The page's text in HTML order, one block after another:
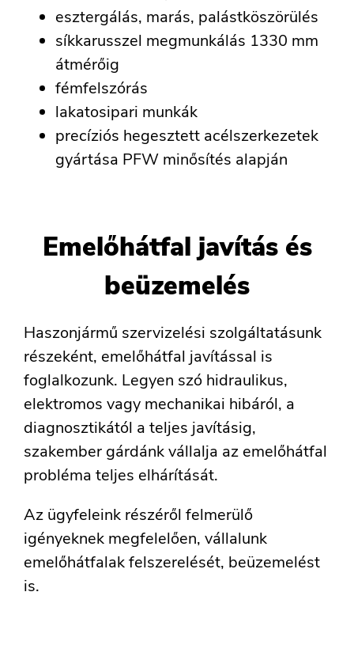
esztergálás, marás, palástköszörülés
síkkarusszel megmunkálás 1330 mm
átmérőig
fémfelszórás
lakatosipari munkák
precíziós hegesztett acélszerkezetek
gyártása PFW minősítés alapján
Emelőhátfal javítás és
beüzemelés
Haszonjármű szervizelési szolgáltatásunk
részeként, emelőhátfal javítással is
foglalkozunk. Legyen szó hidraulikus,
elektromos vagy mechanikai hibáról, a
diagnosztikától a teljes javításig,
szakember gárdánk vállalja az emelőhátfal
probléma teljes elhárítását.
Az ügyfeleink részéről felmerülő
igényeknek megfelelően, vállalunk
emelőhátfalak felszerelését, beüzemelést
is.